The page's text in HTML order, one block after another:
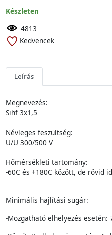
Készleten
4813
Kedvencek
Leírás
Megnevezés:
Sihf 3x1,5
Névleges feszültség:
U/U 300/500 V
Hőmérsékleti tartomány:
-60C és +180C között, de rövid
Minimális hajlítási sugár:
-Mozgatható elhelyezés esetén: